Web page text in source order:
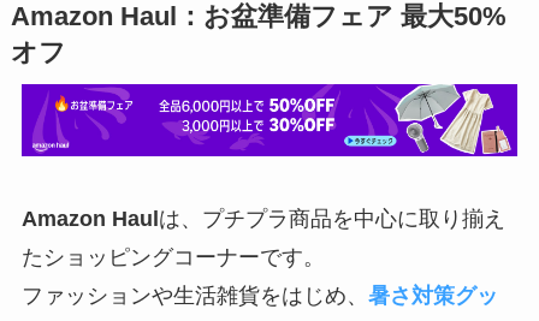
Amazon Haul：お盆準備フェア 最大50%
オフ
Amazon Haul は、プチプラ商品を中心に取り揃え
たショッピングコーナーです。
ファッションや生活雑貨をはじめ、 暑さ対策グッ